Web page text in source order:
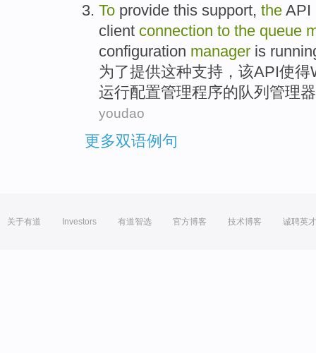
To provide this support, the API
client connection to the queue
configuration manager is
为了提供这种支持 ， 该API使得
运行配置管理程序的 队列 管理器
youdao
更多双语例句
关于有道 Investors 有道智选 官方博客 技术博客 诚聘英才